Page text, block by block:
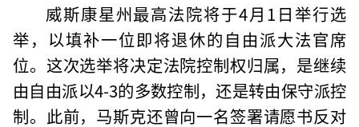
威斯康星州最高法院将于4月1日举行选
举，以填补一位即将退休的自由派大法官席
位。这次选举将决定法院控制权归属，是继续
由自由派以4-3的多数控制，还是转由保守派控
制。此前，马斯克还曾向一名签署请愿书反对